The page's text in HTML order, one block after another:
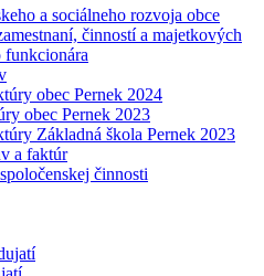
a sociálneho rozvoja obce
činností a majetkových
funkcionára
obec Pernek 2024
obec Pernek 2023
Základná škola Pernek 2023
a faktúr
činnosti